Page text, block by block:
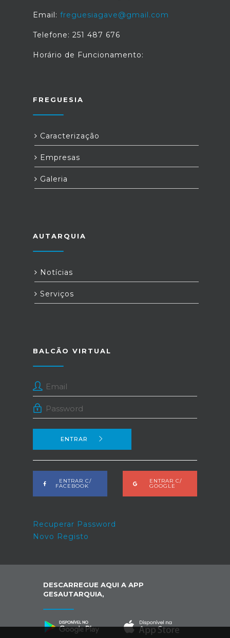
Email: freguesiagave@gmail.com
Telefone: 251 487 676
Horário de Funcionamento:
FREGUESIA
Caracterização
Empresas
Galeria
AUTARQUIA
Notícias
Serviços
BALCÃO VIRTUAL
ENTRAR
ENTRAR C/
FACEBOOK
ENTRAR C/
GOOGLE
Recuperar Password
Novo Registo
DESCARREGUE AQUI A APP
GESAUTARQUIA,